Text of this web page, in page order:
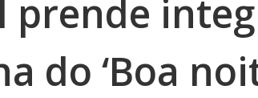
prende
do ‘Boa